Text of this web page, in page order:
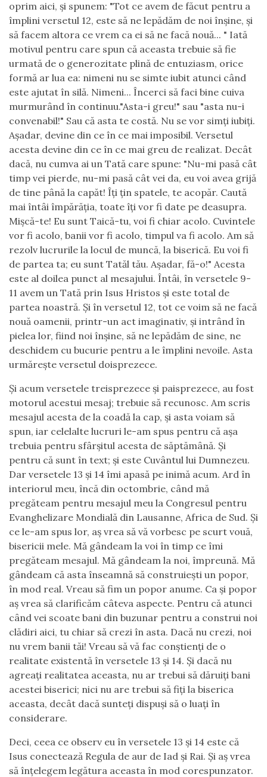
oprim aici, și spunem: "Tot ce avem de făcut pentru a
împlini versetul 12, este să ne lepădăm de noi înșine, și
să facem altora ce vrem ca ei să ne facă nouă... " Iată
motivul pentru care spun că aceasta trebuie să fie
urmată de o generozitate plină de entuziasm, orice
formă ar lua ea: nimeni nu se simte iubit atunci când
este ajutat în silă. Nimeni... Încerci să faci bine cuiva
murmurând în continuu."Asta-i greu!" sau "asta nu-i
convenabil!" Sau că asta te costă. Nu se vor simți iubiți.
Așadar, devine din ce în ce mai imposibil. Versetul
acesta devine din ce în ce mai greu de realizat. Decât
dacă, nu cumva ai un Tată care spune: "Nu-mi pasă cât
timp vei pierde, nu-mi pasă cât vei da, eu voi avea grijă
de tine până la capăt! Îți țin spatele, te acopăr. Caută
mai întâi împărăția, toate îți vor fi date pe deasupra.
Mișcă-te! Eu sunt Taică-tu, voi fi chiar acolo. Cuvintele
vor fi acolo, banii vor fi acolo, timpul va fi acolo. Am să
rezolv lucrurile la locul de muncă, la biserică. Eu voi fi
de partea ta; eu sunt Tatăl tău. Așadar, fă-o!" Acesta
este al doilea punct al mesajului. Întâi, în versetele 9-
11 avem un Tată prin Isus Hristos și este total de
partea noastră. Și în versetul 12, tot ce voim să ne facă
nouă oamenii, printr-un act imaginativ, și intrând în
pielea lor, fiind noi înșine, să ne lepădăm de sine, ne
deschidem cu bucurie pentru a le împlini nevoile. Asta
urmărește versetul doisprezece.
Și acum versetele treisprezece și paisprezece, au fost
motorul acestui mesaj; trebuie să recunosc. Am scris
mesajul acesta de la coadă la cap, și asta voiam să
spun, iar celelalte lucruri le-am spus pentru că așa
trebuia pentru sfârșitul acesta de săptămână. Și
pentru că sunt în text; și este Cuvântul lui Dumnezeu.
Dar versetele 13 și 14 îmi apasă pe inimă acum. Ard în
interiorul meu, încă din octombrie, când mă
pregăteam pentru mesajul meu la Congresul pentru
Evanghelizare Mondială din Lausanne, Africa de Sud. Și
ce le-am spus lor, aș vrea să vă vorbesc pe scurt vouă,
bisericii mele. Mă gândeam la voi în timp ce îmi
pregăteam mesajul. Mă gândeam la noi, împreună. Mă
gândeam că asta înseamnă să construiești un popor,
în mod real. Vreau să fim un popor anume. Ca și popor
aș vrea să clarificăm câteva aspecte. Pentru că atunci
când vei scoate bani din buzunar pentru a construi noi
clădiri aici, tu chiar să crezi în asta. Dacă nu crezi, noi
nu vrem banii tăi! Vreau să vă fac conștienți de o
realitate existentă în versetele 13 și 14. Și dacă nu
agreați realitatea aceasta, nu ar trebui să dăruiți bani
acestei biserici; nici nu are trebui să fiți la biserica
aceasta, decât dacă sunteți dispuși să o luați în
considerare.
Deci, ceea ce observ eu în versetele 13 și 14 este că
Isus conectează Regula de aur de Iad și Rai. Și aș vrea
să înțelegem legătura aceasta în mod corespunzator.